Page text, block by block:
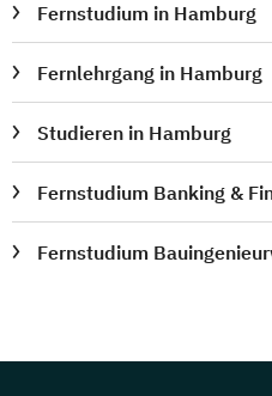
Fernstudium in Hamburg
Fernlehrgang in Hamburg
Studieren in Hamburg
Fernstudium Banking &
Fernstudium